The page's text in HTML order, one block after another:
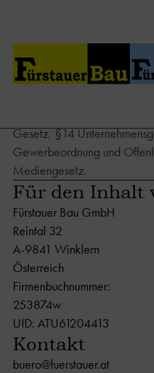
Gesetz, §14
Gewerbeordnung und
Mediengesetz.
Für den Inhalt
Fürstauer Bau GmbH
Reintal 32
A-9841 Winklern
Österreich
Firmenbuchnummer:
253874w
UID: ATU61204413
Kontakt
buero@fuerstauer.at